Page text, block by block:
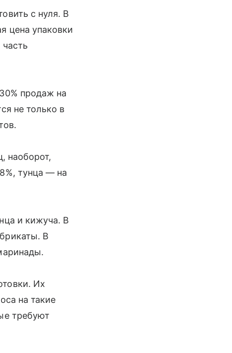
с нуля. В
цена упаковки
продаж на
не только в
наоборот,
тунца — на
и кижуча. В
В
Их
на такие
требуют